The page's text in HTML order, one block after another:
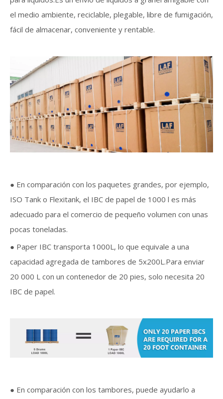
el medio ambiente, reciclable, plegable, libre de fumigación,
fácil de almacenar, conveniente y rentable.
● En comparación con los paquetes grandes, por ejemplo,
ISO Tank o Flexitank, el IBC de papel de 1000 l es más
adecuado para el comercio de pequeño volumen con unas
pocas toneladas.
● Paper IBC transporta 1000L, lo que equivale a una
capacidad agregada de tambores de 5x200L.Para enviar
20 000 L con un contenedor de 20 pies, solo necesita 20
IBC de papel.
● En comparación con los tambores, puede ayudarlo a